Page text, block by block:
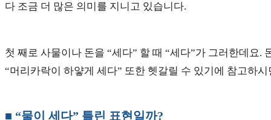
다 조금 더 많은 의미를 지니고 있습니다.
첫 째로 사물이나 돈을 “세다” 할 때 “세다”가 그러한데요
“머리카락이 하얗게 세다” 또한 헷갈릴 수 있기에 참고하
■ “물이 세다” 틀린 표현일까?